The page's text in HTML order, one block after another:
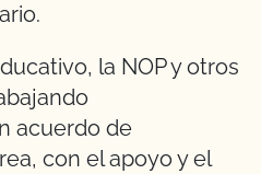
la NOP y otros
acuerdo de
con el apoyo y el